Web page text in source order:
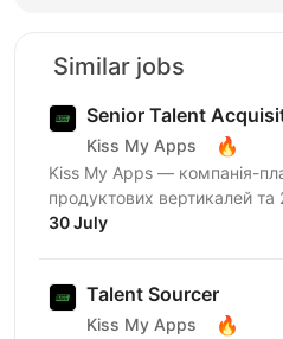
Similar jobs
Senior Talent
Kiss My Apps 🔥
Kiss My Apps — компанія-
продуктових вертикалей та
120+ мільйонів
30 July
Talent Sourcer
Kiss My Apps 🔥